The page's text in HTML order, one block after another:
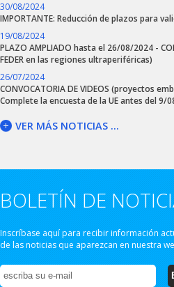
30/08/2024
IMPORTANTE: Reducción de plazos para
19/08/2024
PLAZO AMPLIADO hasta el 26/08/2024 -
FEDER en las regiones ultraperiféricas)
26/07/2024
CONVOCATORIA DE VIDEOS (proyectos
Complete la encuesta de la UE antes del 9/
VER MÁS NOTICIAS ...
BOLETÍN DE
Inscríbase aquí para recibir información
de las noticias que aparezcan en nuestra